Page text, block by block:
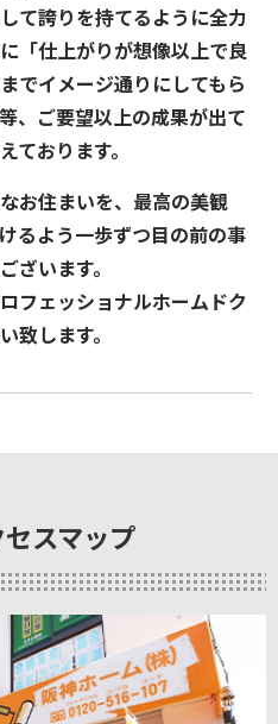
て誇りを持てるように全力
「仕上がりが想像以上で良
でイメージ通りにしてもら
、ご要望以上の成果が出て
ております。
お住まいを、最高の美観
るよう一歩ずつ目の前の事
ざいます。
フェッショナルホームドク
い致します。
スマップ